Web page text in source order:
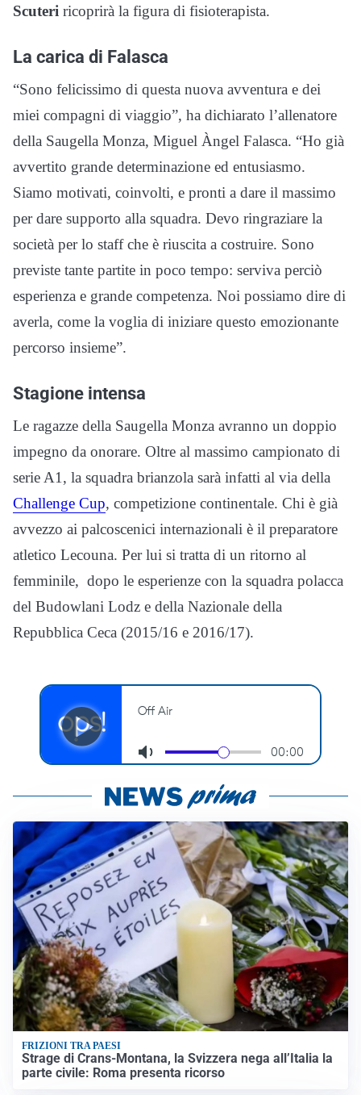
Scuteri ricoprirà la figura di fisioterapista.
La carica di Falasca
“Sono felicissimo di questa nuova avventura e dei
miei compagni di viaggio”, ha dichiarato l’allenatore
della Saugella Monza, Miguel Àngel Falasca. “Ho già
avvertito grande determinazione ed entusiasmo.
Siamo motivati, coinvolti, e pronti a dare il massimo
per dare supporto alla squadra. Devo ringraziare la
società per lo staff che è riuscita a costruire. Sono
previste tante partite in poco tempo: serviva perciò
esperienza e grande competenza. Noi possiamo dire di
averla, come la voglia di iniziare questo emozionante
percorso insieme”.
Stagione intensa
Le ragazze della Saugella Monza avranno un doppio
impegno da onorare. Oltre al massimo campionato di
serie A1, la squadra brianzola sarà infatti al via della
Challenge Cup, competizione continentale. Chi è già
avvezzo ai palcoscenici internazionali è il preparatore
atletico Lecouna. Per lui si tratta di un ritorno al
femminile, dopo le esperienze con la squadra polacca
del Budowlani Lodz e della Nazionale della
Repubblica Ceca (2015/16 e 2016/17).
FRIZIONI TRA PAESI
Strage di Crans-Montana, la Svizzera nega all’Italia la
parte civile: Roma presenta ricorso